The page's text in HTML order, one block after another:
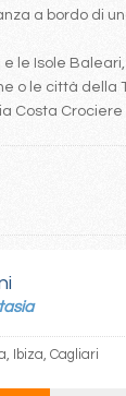
a bordo di
le Isole
o le città della
Crociere
Ibiza, Cagliari